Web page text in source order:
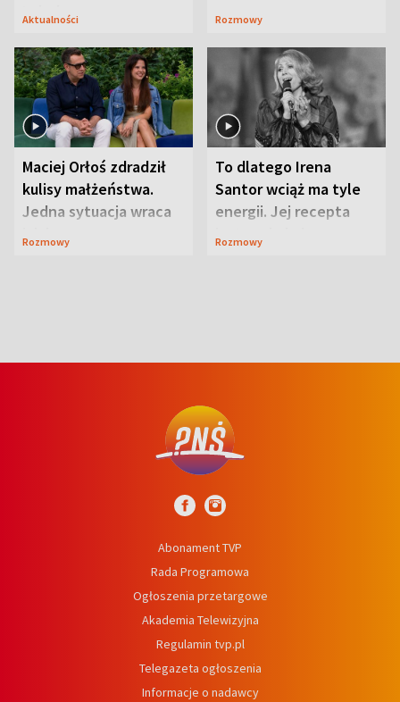
Lubelszczyzna
Aktualności Rozmowy
Maciej Orłoś zdradził
kulisy małżeństwa.
Jedna sytuacja wraca
jak bumerang
Rozmowy
To dlatego Irena
Santor wciąż ma tyle
energii. Jej recepta
jest zaskakująco
Rozmowy
Abonament TVP
Rada Programowa
Ogłoszenia przetargowe
Akademia Telewizyjna
Regulamin tvp.pl
Telegazeta ogłoszenia
Informacje o nadawcy